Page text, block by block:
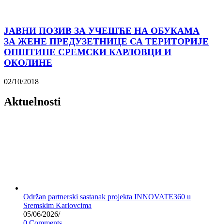
ЈАВНИ ПОЗИВ ЗА УЧЕШЋЕ НА ОБУКАМА
ЗА ЖЕНЕ ПРЕДУЗЕТНИЦЕ СА ТЕРИТОРИЈЕ
ОПШТИНЕ СРЕМСКИ КАРЛОВЦИ И
ОКОЛИНЕ
02/10/2018
Aktuelnosti
Održan partnerski sastanak projekta INNOVATE360 u
Sremskim Karlovcima
05/06/2026/